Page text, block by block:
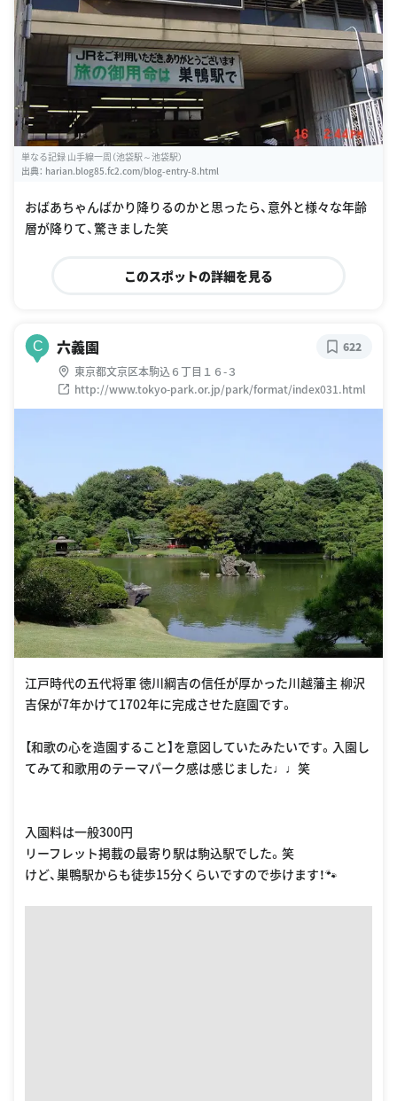
単なる記録 山手線一周（池袋駅～池袋駅）
出典： harian.blog85.fc2.com/blog-entry-8.html
おばあちゃんばかり降りるのかと思ったら、意外と様々な年齢
層が降りて、驚きました笑
このスポットの詳細を見る
C 六義園
東京都文京区本駒込６丁目１６-３
http://www.tokyo-park.or.jp/park/format/index031.html
622
江戸時代の五代将軍 徳川綱吉の信任が厚かった川越藩主 柳沢
吉保が7年かけて1702年に完成させた庭園です。
【和歌の心を造園すること】を意図していたみたいです。入園し
てみて和歌用のテーマパーク感は感じました♩♩笑
入園料は一般300円
リーフレット掲載の最寄り駅は駒込駅でした。笑
けど、巣鴨駅からも徒歩15分くらいですので歩けます！🐾